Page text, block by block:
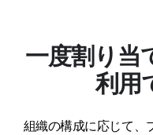
一度割り当
利用
組織の構成に応じて、